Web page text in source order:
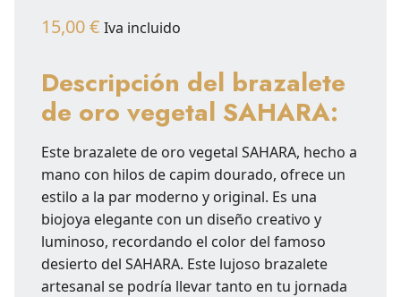
15,00€ Iva incluido
Descripción del brazalete
de oro vegetal SAHARA:
Este brazalete de oro vegetal SAHARA, hecho a
mano con hilos de capim dourado, ofrece un
estilo a la par moderno y original. Es una
biojoya elegante con un diseño creativo y
luminoso, recordando el color del famoso
desierto del SAHARA. Este lujoso brazalete
artesanal se podría llevar tanto en tu jornada